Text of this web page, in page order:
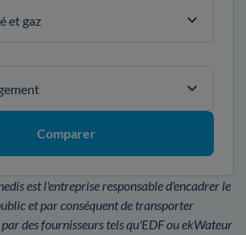
et gaz
Comparer
est l'entreprise responsable d'encadrer le
et par conséquent de transporter
des fournisseurs tels qu'EDF ou ekWateur